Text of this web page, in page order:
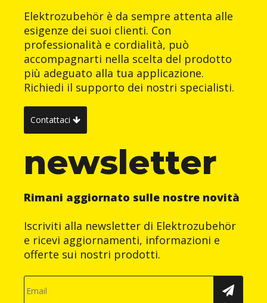
Elektrozubehör è da sempre attenta alle
esigenze dei suoi clienti. Con
professionalità e cordialità, può
accompagnarti nella scelta del prodotto
più adeguato alla tua applicazione.
Richiedi il supporto dei nostri specialisti.
Contattaci
newsletter
Rimani aggiornato sulle nostre novità
Iscriviti alla newsletter di Elektrozubehör
e ricevi aggiornamenti, informazioni e
offerte sui nostri prodotti.